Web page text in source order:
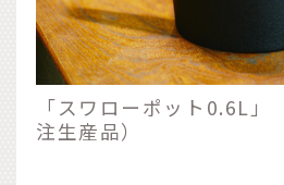
「スワローポット0.6L
注生産品）